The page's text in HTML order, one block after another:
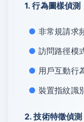
1. 行為圖樣偵測
非常規請求
訪問路徑模
用戶互動行
裝置指紋識
2. 技術特徵偵測